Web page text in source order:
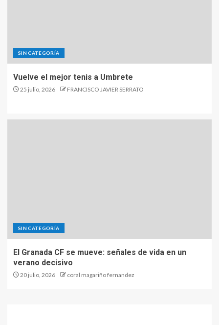
SIN CATEGORÍA
Vuelve el mejor tenis a Umbrete
25 julio, 2026 FRANCISCO JAVIER SERRATO
SIN CATEGORÍA
El Granada CF se mueve: señales de vida en un
verano decisivo
20 julio, 2026 coral magariño fernandez